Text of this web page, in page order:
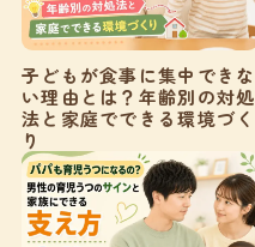
子どもが食事に集中できな
い理由とは？年齢別の対処
法と家庭でできる環境づく
り